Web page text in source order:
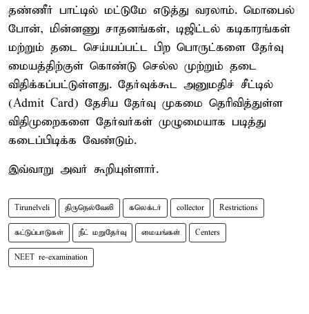
தண்ணீர் பாட்டில் மட்டுமே எடுத்து வரலாம். மொபைல்
போன், மின்னணு சாதனங்கள், டிஜிட்டல் கடிகாரங்கள்
மற்றும் தடை செய்யப்பட்ட பிற பொருட்களை தேர்வு
மையத்திற்குள் கொண்டு செல்ல முற்றும் தடை
விதிக்கப்பட்டுள்ளது. தேர்வுக்கூட அனுமதிச் சீட்டில்
(Admit Card) தேசிய தேர்வு முகமை தெரிவித்துள்ள
விதிமுறைகளை தேர்வர்கள் முழுமையாக படித்து
கடைப்பிடிக்க வேண்டும்.
இவ்வாறு அவர் கூறியுள்ளார்.
Tirunelveli திருநெல்வேலி கலெக்டர் collector Restrictions
கட்டுப்பாடுகள் நீட் மறுதேர்வு மையங்கள் Centers
NEET re-examination